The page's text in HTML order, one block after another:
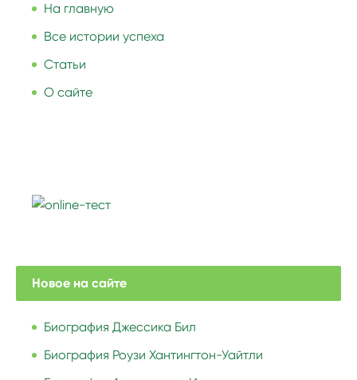
На главную
Все истории успеха
Статьи
О сайте
Новое на сайте
Биография Джессика Бил
Биография Роузи Хантингтон-Уайтли